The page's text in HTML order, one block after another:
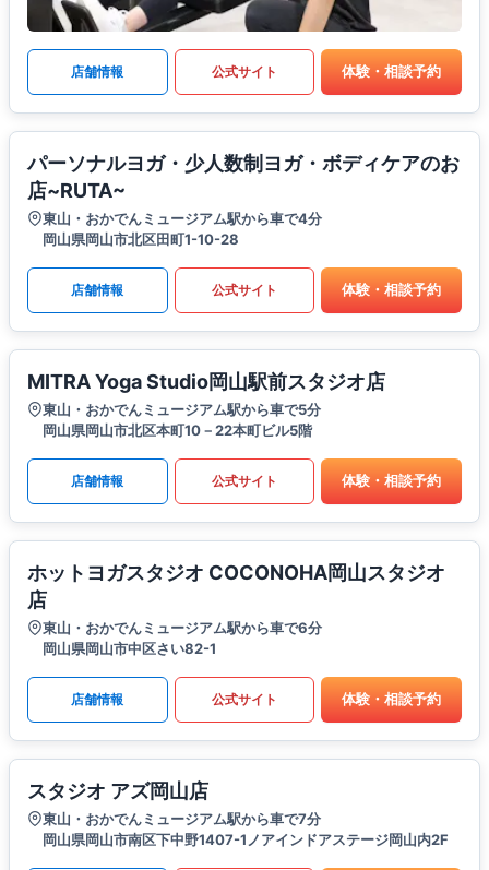
店舗情報 公式サイト 体験・相談予約
パーソナルヨガ・少人数制ヨガ・ボディケアのお
店~RUTA~
東山・おかでんミュージアム駅から車で4分
岡山県岡山市北区田町1-10-28
店舗情報 公式サイト 体験・相談予約
MITRA Yoga Studio岡山駅前スタジオ店
東山・おかでんミュージアム駅から車で5分
岡山県岡山市北区本町10－22本町ビル5階
店舗情報 公式サイト 体験・相談予約
ホットヨガスタジオ COCONOHA岡山スタジオ
店
東山・おかでんミュージアム駅から車で6分
岡山県岡山市中区さい82-1
店舗情報 公式サイト 体験・相談予約
スタジオ アズ岡山店
東山・おかでんミュージアム駅から車で7分
岡山県岡山市南区下中野1407-1ノアインドアステージ岡山内2F